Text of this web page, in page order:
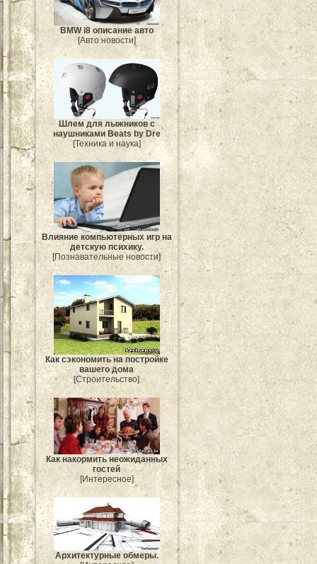
BMW i8 описание авто
[Авто новости]
Шлем для лыжников с
наушниками Beats by Dre
[Техника и наука]
Влияние компьютерных игр на
детскую психику.
[Познавательные новости]
Как сэкономить на постройке
вашего дома
[Строительство]
Как накормить неожиданных
гостей
[Интересное]
Архитектурные обмеры.